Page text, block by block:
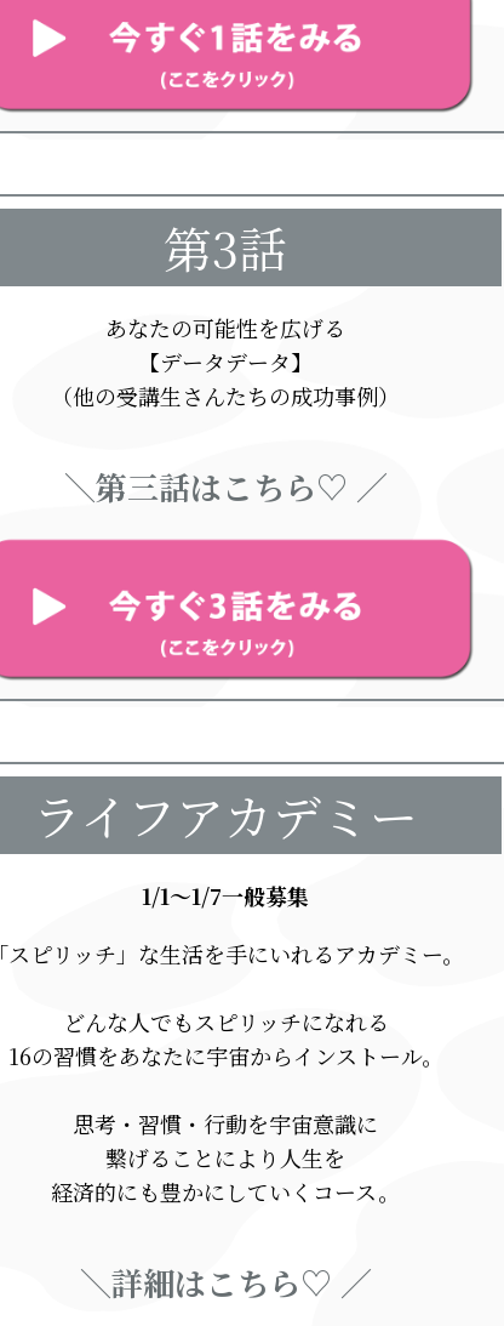
第3話
あなたの可能性を広げる
【データデータ】
（他の受講生さんたちの成功事例）
＼第三話はこちら♡ ／
ライフアカデミー
1/1～1/7一般募集
「スピリッチ」な生活を手にいれるアカデミー。
どんな人でもスピリッチになれる
16の習慣をあなたに宇宙からインストール。
思考・習慣・行動を宇宙意識に
繋げることにより人生を
経済的にも豊かにしていくコース。
＼詳細はこちら♡ ／